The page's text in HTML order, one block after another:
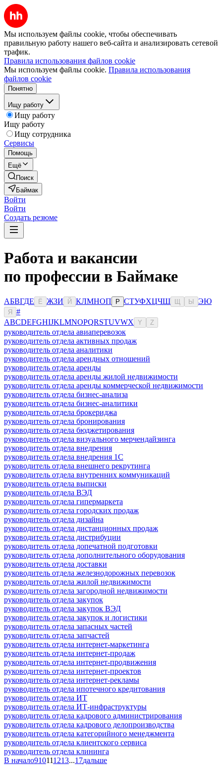
Мы используем файлы cookie, чтобы обеспечивать
правильную работу нашего веб-сайта и анализировать сетевой
трафик.
Правила использования файлов cookie
Мы используем файлы cookie. Правила использования
файлов cookie
Понятно
Ищу работу
Ищу работу
Ищу работу
Ищу сотрудника
Сервисы
Помощь
Ещё
Поиск
Баймак
Войти
Войти
Создать резюме
Работа и вакансии
по профессии в Баймаке
АБВГДЕ Ё ЖЗИ Й КЛМНОП Р СТУФХЦЧШ Ы ЭЮ
Я
#
ABCDEFGHIJKLMNOPQRSTUVWX Y Z
руководитель отдела авиаперевозок
руководитель отдела активных продаж
руководитель отдела аналитики
руководитель отдела арендных отношений
руководитель отдела аренды
руководитель отдела аренды жилой недвижимости
руководитель отдела аренды коммерческой недвижимости
руководитель отдела бизнес-анализа
руководитель отдела бизнес-аналитики
руководитель отдела брокериджа
руководитель отдела бронирования
руководитель отдела бюджетирования
руководитель отдела визуального мерчендайзинга
руководитель отдела внедрения
руководитель отдела внедрения 1С
руководитель отдела внешнего рекрутинга
руководитель отдела внутренних коммуникаций
руководитель отдела выписки
руководитель отдела ВЭД
руководитель отдела гипермаркета
руководитель отдела городских продаж
руководитель отдела дизайна
руководитель отдела дистанционных продаж
руководитель отдела дистрибуции
руководитель отдела допечатной подготовки
руководитель отдела дополнительного оборудования
руководитель отдела доставки
руководитель отдела железнодорожных перевозок
руководитель отдела жилой недвижимости
руководитель отдела загородной недвижимости
руководитель отдела закупок
руководитель отдела закупок ВЭД
руководитель отдела закупок и логистики
руководитель отдела запасных частей
руководитель отдела запчастей
руководитель отдела интернет-маркетинга
руководитель отдела интернет-продаж
руководитель отдела интернет-продвижения
руководитель отдела интернет-проектов
руководитель отдела интернет-рекламы
руководитель отдела ипотечного кредитования
руководитель отдела ИТ
руководитель отдела ИТ-инфраструктуры
руководитель отдела кадрового администрирования
руководитель отдела кадрового делопроизводства
руководитель отдела категорийного менеджмента
руководитель отдела клиентского сервиса
руководитель отдела клининга
В начало910111213...17дальше